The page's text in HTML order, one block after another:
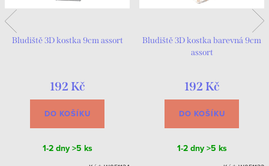
Bludiště 3D kostka 9cm assort
192 Kč
DO KOŠÍKU
1-2 dny >5 ks
Bludiště 3D kostka barevná 9cm
assort
192 Kč
DO KOŠÍKU
1-2 dny >5 ks